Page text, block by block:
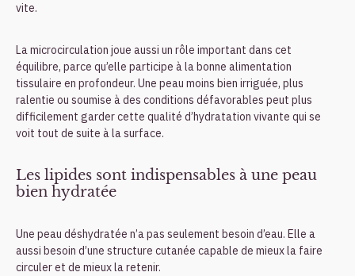
vite.
La microcirculation joue aussi un rôle important dans cet
équilibre, parce qu’elle participe à la bonne alimentation
tissulaire en profondeur. Une peau moins bien irriguée, plus
ralentie ou soumise à des conditions défavorables peut plus
difficilement garder cette qualité d’hydratation vivante qui se
voit tout de suite à la surface.
Les lipides sont indispensables à une peau
bien hydratée
Une peau déshydratée n’a pas seulement besoin d’eau. Elle a
aussi besoin d’une structure cutanée capable de mieux la faire
circuler et de mieux la retenir.